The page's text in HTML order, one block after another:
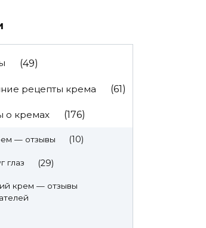
(49)
рецепты крема (61)
о кремах (176)
— отзывы (10)
глаз (29)
крем — отзывы